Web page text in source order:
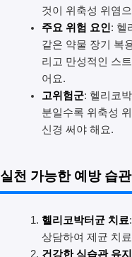
것이 위축성 위염
주요 위험 요인: 헬
같은 약물 장기 복
리고 만성적인 스
어요.
고위험군: 헬리코
분일수록 위축성
신경 써야 해요.
실천 가능한 예방 습관
헬리코박터균 치료
상담하여 제균 치
건강한 식습관 유지